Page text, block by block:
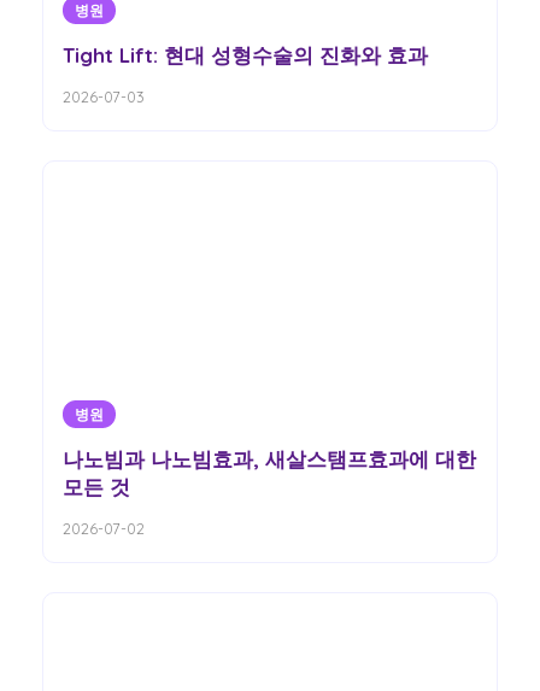
병원
Tight Lift: 현대 성형수술의 진화와 효과
2026-07-03
병원
나노빔과 나노빔효과, 새살스탬프효과에 대한
모든 것
2026-07-02